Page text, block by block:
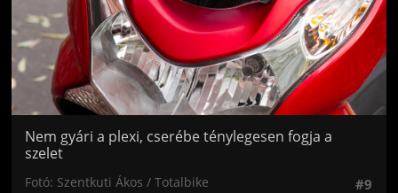
Nem gyári a plexi, cserébe ténylegesen fogja a
szelet
Fotó: Szentkuti Ákos / Totalbike #9